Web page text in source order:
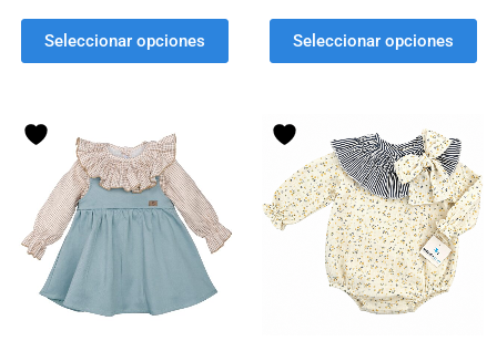
Seleccionar opciones Seleccionar opciones